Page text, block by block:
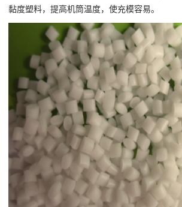
黏度塑料，提高机筒温度，使充模容易。